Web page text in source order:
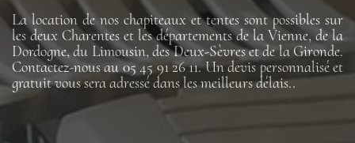
La location de nos chapiteaux et tentes sont possibles sur
les deux Charentes et les départements de la Vienne, de la
Dordogne, du Limousin, des Deux-Sèvres et de la Gironde.
Contactez-nous au 05 45 91 26 11. Un devis personnalisé et
gratuit vous sera adressé dans les meilleurs délais..